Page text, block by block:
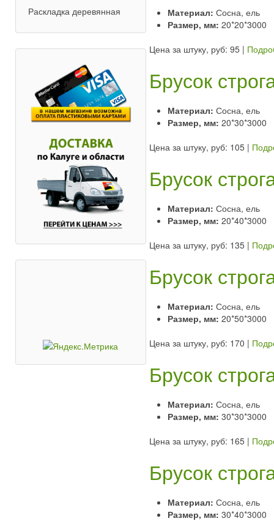
Материал: Сосна, ель
Размер, мм: 20*20*3000
Цена за штуку, руб: 95|
Брусок
Материал: Сосна, ель
Размер, мм: 20*30*3000
Цена за штуку, руб: 105|
Брусок
Материал: Сосна, ель
Размер, мм: 20*40*3000
Цена за штуку, руб: 135|
Брусок
Материал: Сосна, ель
Размер, мм: 20*50*3000
Цена за штуку, руб: 170 |
Брусок
Материал: Сосна, ель
Размер, мм: 30*30*3000
Цена за штуку, руб: 165|
Брусок
Материал: Сосна, ель
Размер, мм: 30*40*3000
Раскладка деревянная